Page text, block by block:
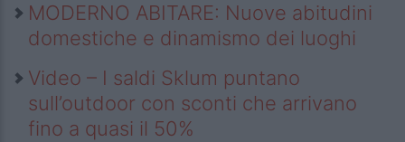
MODERNO ABITARE: Nuove abitudini
domestiche e dinamismo dei luoghi
Video – I saldi Sklum puntano
sull’outdoor con sconti che arrivano
fino a quasi il 50%